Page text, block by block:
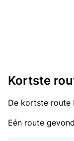
Kortste
De kortste route
Eén route